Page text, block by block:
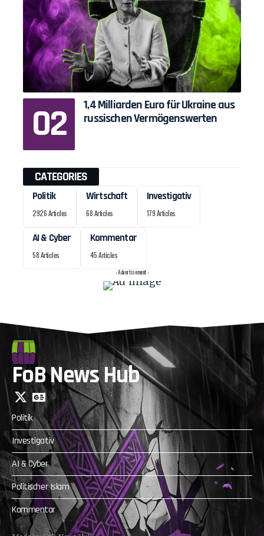
1,4 Milliarden Euro für Ukraine aus
russischen Vermögenswerten
CATEGORIES
Politik
2926 Articles
Wirtschaft
68 Articles
Investigativ
179 Articles
AI & Cyber
58 Articles
Kommentar
45 Articles
- Advertisement -
FoB News Hub
Politik
Investigativ
AI & Cyber
Politischer Islam
Kommentar